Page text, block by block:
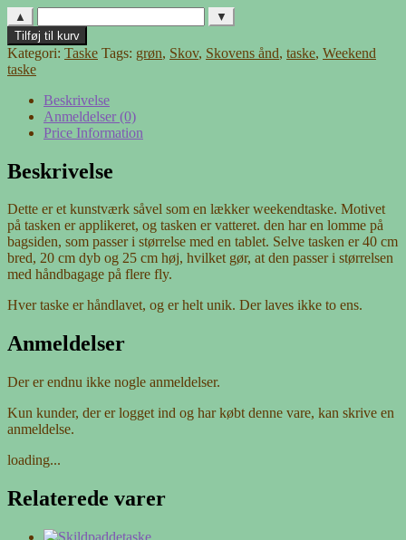
▲ ▼
Weekendtaske
med
applikeret
antal
Tilføj til kurv
Kategori: Taske Tags: grøn, Skov, Skovens ånd, taske, Weekend
taske
Beskrivelse
Anmeldelser (0)
Price Information
Beskrivelse
Dette er et kunstværk såvel som en lækker weekendtaske. Motivet
på tasken er applikeret, og tasken er vatteret. den har en lomme på
bagsiden, som passer i størrelse med en tablet. Selve tasken er 40 cm
bred, 20 cm dyb og 25 cm høj, hvilket gør, at den passer i størrelsen
med håndbagage på flere fly.
Hver taske er håndlavet, og er helt unik. Der laves ikke to ens.
Anmeldelser
Der er endnu ikke nogle anmeldelser.
Kun kunder, der er logget ind og har købt denne vare, kan skrive en
anmeldelse.
loading...
Relaterede varer